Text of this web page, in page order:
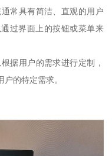
常具有简洁、直观的用户
过界面上的按钮或菜单来
据用户的需求进行定制，
的特定需求。